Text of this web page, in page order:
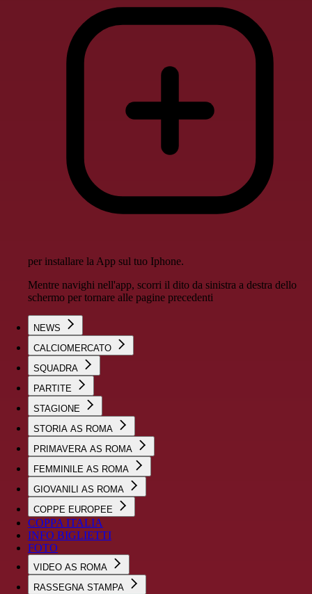
per installare la App sul tuo Iphone.
Mentre navighi nell'app, scorri il dito da sinistra a destra dello
schermo per tornare alle pagine precedenti
NEWS
CALCIOMERCATO
SQUADRA
PARTITE
STAGIONE
STORIA AS ROMA
PRIMAVERA AS ROMA
FEMMINILE AS ROMA
GIOVANILI AS ROMA
COPPE EUROPEE
COPPA ITALIA
INFO BIGLIETTI
FOTO
VIDEO AS ROMA
RASSEGNA STAMPA